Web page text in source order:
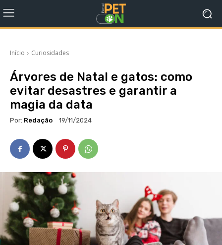
Início Curiosidades
Árvores de Natal e gatos: como
evitar desastres e garantir a
magia da data
Por: Redação 19/11/2024